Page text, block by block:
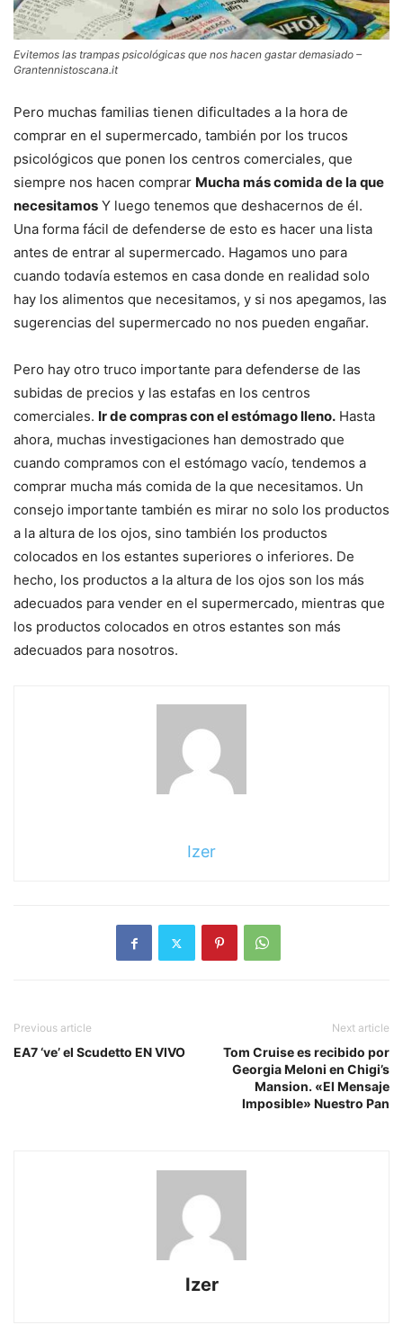
Evitemos las trampas psicológicas que nos hacen gastar demasiado –
Grantennistoscana.it
Pero muchas familias tienen dificultades a la hora de
comprar en el supermercado, también por los trucos
psicológicos que ponen los centros comerciales, que
siempre nos hacen comprar Mucha más comida de la que
necesitamos Y luego tenemos que deshacernos de él.
Una forma fácil de defenderse de esto es hacer una lista
antes de entrar al supermercado. Hagamos uno para
cuando todavía estemos en casa donde en realidad solo
hay los alimentos que necesitamos, y si nos apegamos, las
sugerencias del supermercado no nos pueden engañar.
Pero hay otro truco importante para defenderse de las
subidas de precios y las estafas en los centros
comerciales. Ir de compras con el estómago lleno. Hasta
ahora, muchas investigaciones han demostrado que
cuando compramos con el estómago vacío, tendemos a
comprar mucha más comida de la que necesitamos. Un
consejo importante también es mirar no solo los productos
a la altura de los ojos, sino también los productos
colocados en los estantes superiores o inferiores. De
hecho, los productos a la altura de los ojos son los más
adecuados para vender en el supermercado, mientras que
los productos colocados en otros estantes son más
adecuados para nosotros.
Izer
Previous article
EA7 ‘ve’ el Scudetto EN VIVO
Next article
Tom Cruise es recibido por
Georgia Meloni en Chigi’s
Mansion. «El Mensaje
Imposible» Nuestro Pan
Izer